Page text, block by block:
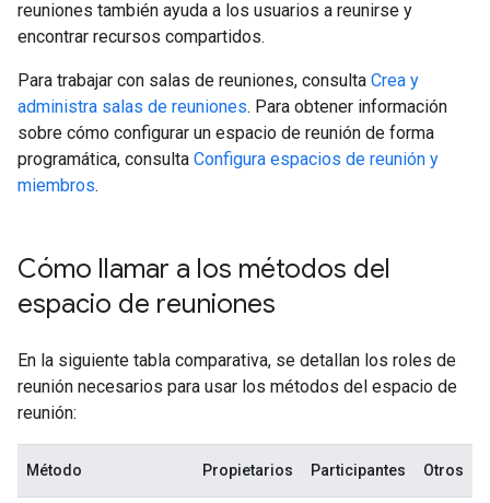
reuniones también ayuda a los usuarios a reunirse y
encontrar recursos compartidos.
Para trabajar con salas de reuniones, consulta Crea y
administra salas de reuniones. Para obtener información
sobre cómo configurar un espacio de reunión de forma
programática, consulta Configura espacios de reunión y
miembros.
Cómo llamar a los métodos del
espacio de reuniones
En la siguiente tabla comparativa, se detallan los roles de
reunión necesarios para usar los métodos del espacio de
reunión:
Método Propietarios Participantes Otros